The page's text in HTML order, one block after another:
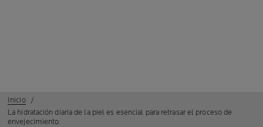
Inicio
La hidratación diaria de la piel es esencial para retrasar el proceso de
envejecimiento.